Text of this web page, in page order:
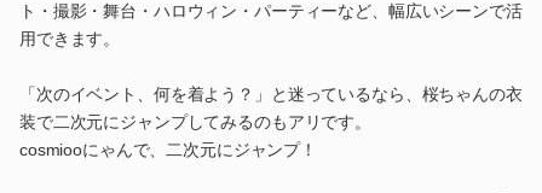
ト・撮影・舞台・ハロウィン・パーティーなど、幅広いシーンで活
用できます。
「次のイベント、何を着よう？」と迷っているなら、桜ちゃんの衣
装で二次元にジャンプしてみるのもアリです。
cosmiooにゃんで、二次元にジャンプ！